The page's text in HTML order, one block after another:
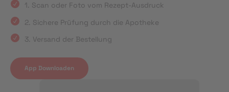
1. Scan oder Foto vom Rezept-Ausdruck
2. Sichere Prüfung durch die Apotheke
3. Versand der Bestellung
App Downloaden